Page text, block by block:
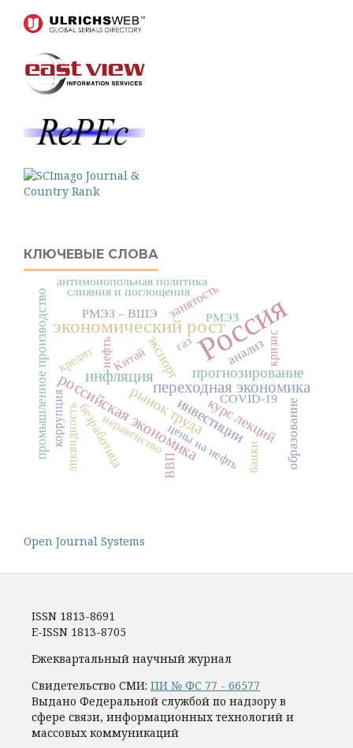
КЛЮЧЕВЫЕ СЛОВА
Россия
экономический рост
переходная экономика
инфляция
российская экономика
рынок трудаинвестиции
прогнозирование
курс лекций
экспорт
образование
промышленное производство занятость
безработица
анализ
антимонопольная политика
Китай
ликвидность
COVID-19
газ кризис
неравенствоцены на нефть
слияния и поглощения
нефть
банки
коррупция
РМЭЗ
ВВП
кредит
РМЭЗ – ВШЭ
Open Journal Systems
ISSN 1813-8691
E-ISSN 1813-8705
Ежеквартальный научный журнал
Свидетельство СМИ: ПИ № ФС 77 - 66577
Выдано Федеральной службой по надзору в
сфере связи, информационных технологий и
массовых коммуникаций